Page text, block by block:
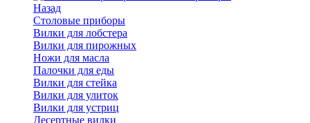
Назад
Cтоловые приборы
Вилки для лобстера
Вилки для пирожных
Ножи для масла
Палочки для еды
Вилки для стейка
Вилки для улиток
Вилки для устриц
Десертные вилки